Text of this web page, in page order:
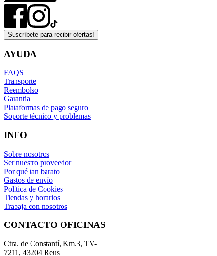
Suscríbete para recibir ofertas!
AYUDA
FAQS
Transporte
Reembolso
Garantía
Plataformas de pago seguro
Soporte técnico y problemas
INFO
Sobre nosotros
Ser nuestro proveedor
Por qué tan barato
Gastos de envío
Política de Cookies
Tiendas y horarios
Trabaja con nosotros
CONTACTO OFICINAS
Ctra. de Constantí, Km.3, TV-
7211, 43204 Reus